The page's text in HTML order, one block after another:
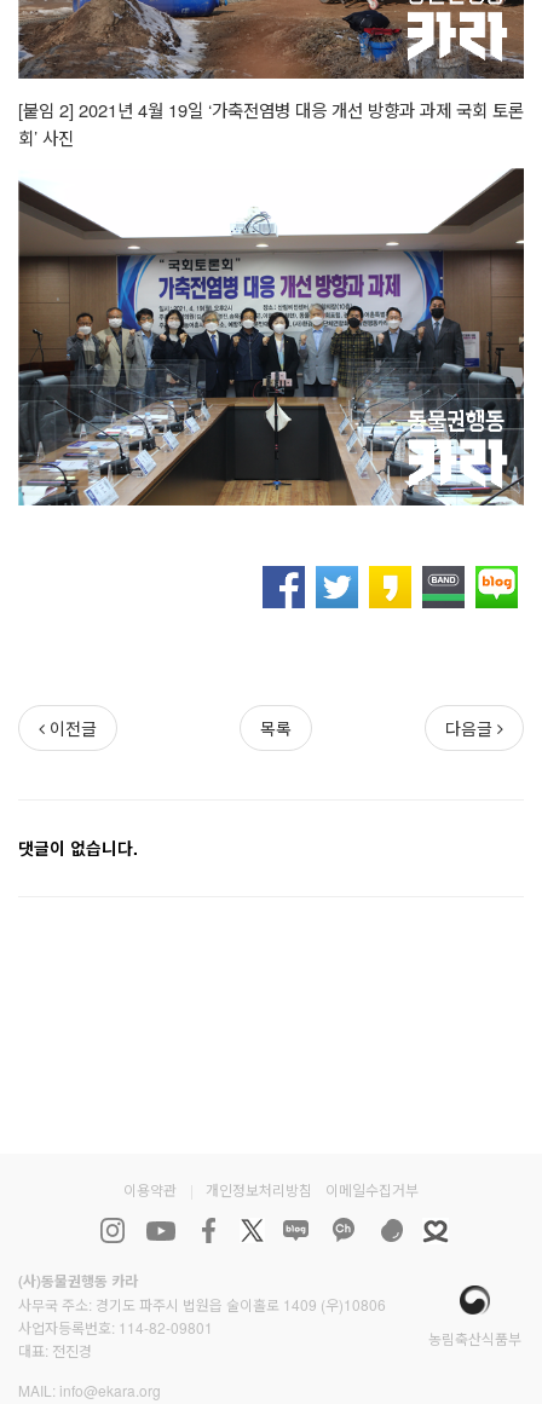
[붙임 2] 2021년 4월 19일 ‘가축전염병 대응 개선 방향과 과제 국회 토론
회’사진
이전글 목록 다음글
댓글이 없습니다.
이용약관 개인정보처리방침 이메일수집거부
(사)동물권행동 카라
사무국 주소: 경기도 파주시 법원읍 술이홀로 1409 (우)10806
사업자등록번호: 114-82-09801
대표: 전진경
농림축산식품부
MAIL: info@ekara.org